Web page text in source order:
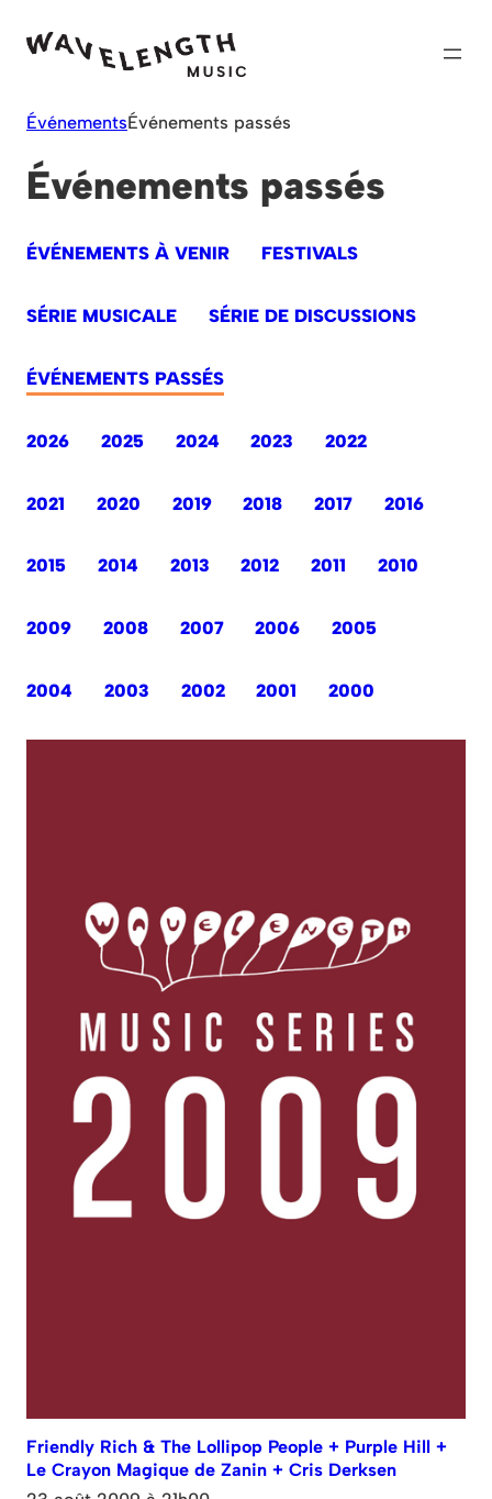
ÉvénementsÉvénements passés
Événements passés
ÉVÉNEMENTS À VENIR FESTIVALS
SÉRIE MUSICALE SÉRIE DE DISCUSSIONS
ÉVÉNEMENTS PASSÉS
2026 2025 2024 2023 2022
2021 2020 2019 2018 2017 2016
2015 2014 2013 2012 2011 2010
2009 2008 2007 2006 2005
2004 2003 2002 2001 2000
Friendly Rich & The Lollipop People + Purple Hill +
Le Crayon Magique de Zanin + Cris Derksen